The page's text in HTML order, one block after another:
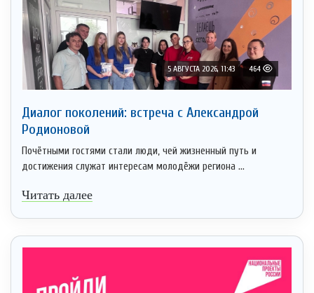
5 АВГУСТА 2026, 11:43 464
Диалог поколений: встреча с Александрой
Родионовой
Почётными гостями стали люди, чей жизненный путь и
достижения служат интересам молодёжи региона ...
Читать далее